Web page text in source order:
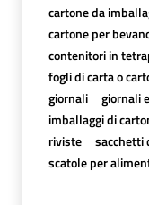
cartone da
cartone per
contenitori in
fogli di carta o
giornali
giornali
imballaggi di
riviste
sacchetti
scatole per